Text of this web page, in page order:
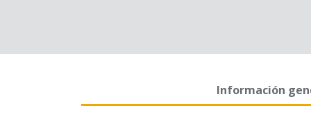
Información